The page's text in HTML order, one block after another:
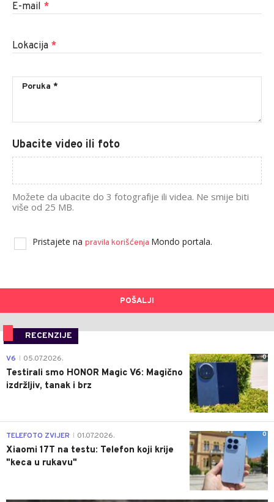
E-mail *
Lokacija *
Ubacite video ili foto
Možete da ubacite do 3 fotografije ili videa. Ne smije biti
više od 25 MB.
Pristajete na pravila korišćenja Mondo portala.
POŠALJI
RECENZIJE
0
V6 05.07.2026.
Testirali smo HONOR Magic V6: Magično
izdržljiv, tanak i brz
0
TELEFOTO ZVIJER 01.07.2026.
Xiaomi 17T na testu: Telefon koji krije
"keca u rukavu"